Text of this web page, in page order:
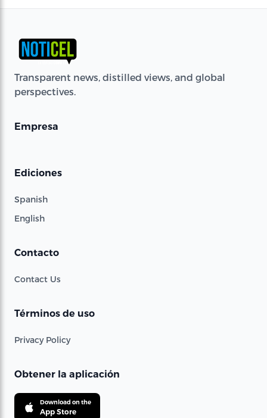
Transparent news, distilled views, and global
perspectives.
Empresa
Ediciones
Spanish
English
Contacto
Contact Us
Términos de uso
Privacy Policy
Obtener la aplicación
Download on the
App Store